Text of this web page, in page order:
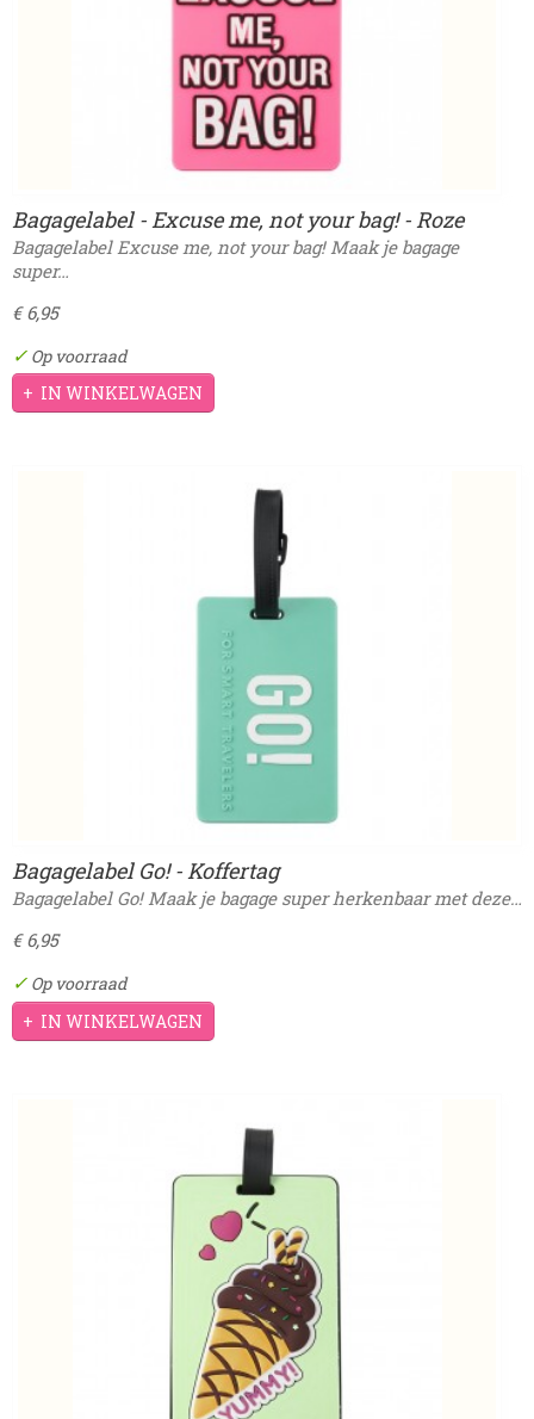
Bagagelabel - Excuse me, not your bag! - Roze
Bagagelabel Excuse me, not your bag! Maak je bagage
super…
€ 6,95
✓ Op voorraad
IN WINKELWAGEN
Bagagelabel Go! - Koffertag
Bagagelabel Go! Maak je bagage super herkenbaar met deze…
€ 6,95
✓ Op voorraad
IN WINKELWAGEN